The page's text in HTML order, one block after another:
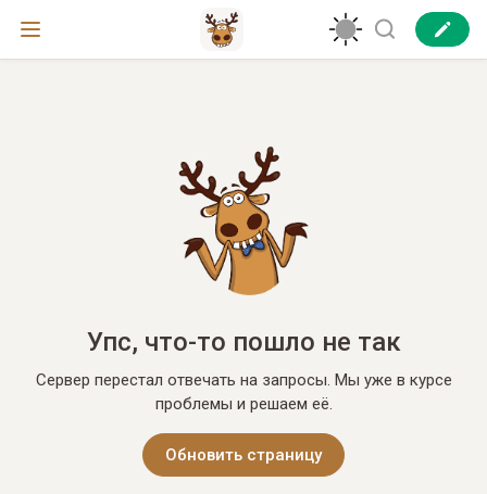
Упс, что-то пошло не так
Сервер перестал отвечать на запросы. Мы уже в курсе
проблемы и решаем её.
Обновить страницу